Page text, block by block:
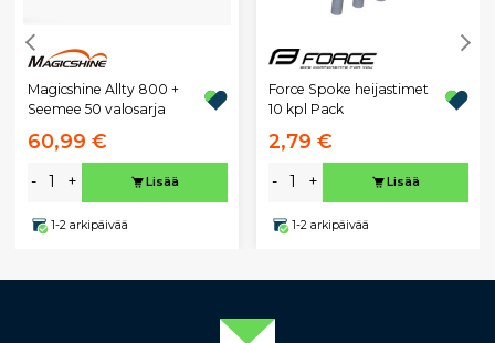
Magicshine Allty 800 +
Seemee 50 valosarja
60,99 €
- + Lisää
1-2 arkipäivää
Force Spoke heijastimet
10 kpl Pack
2,79 €
- + Lisää
1-2 arkipäivää